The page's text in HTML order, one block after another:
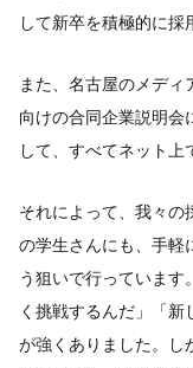
して新卒を積極的に採
また、名古屋のメデ
向けの合同企業説明会
して、すべてネット上
それによって、我々の
の学生さんにも、手軽
う狙いで行っていま
く挑戦するんだ」「
が強くありました。し